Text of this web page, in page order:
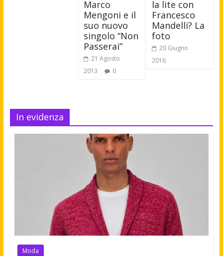
Marco
Mengoni e il
suo nuovo
singolo “Non
Passerai”
21 Agosto
2013
0
la lite con
Francesco
Mandelli? La
foto
20 Giugno
2016
In evidenza
Moda